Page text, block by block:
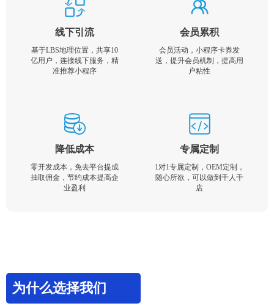
线下引流
基于LBS地理位置，共享10
亿用户，连接线下服务，精
准推荐小程序
会员累积
会员活动，小程序卡券发
送，提升会员机制，提高用
户粘性
降低成本
零开发成本，免去平台提成
抽取佣金，节约成本提高企
业盈利
专属定制
1对1专属定制，OEM定制，
随心所欲，可以做到千人千
店
为什么选择我们